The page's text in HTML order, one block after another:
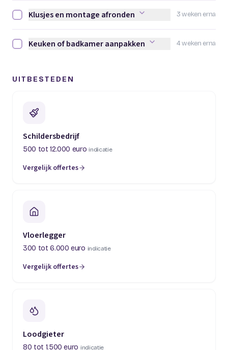
3 weken erna
Klusjes en montage afronden afvinken
Klusjes en montage afronden
4 weken erna
Keuken of badkamer aanpakken afvinken
Keuken of badkamer aanpakken
UITBESTEDEN
Schildersbedrijf
500 tot 12.000 euro indicatie
Vergelijk offertes
(opent in een nieuw tabblad)
Vloerlegger
300 tot 6.000 euro indicatie
Vergelijk offertes
(opent in een nieuw tabblad)
Loodgieter
80 tot 1.500 euro indicatie